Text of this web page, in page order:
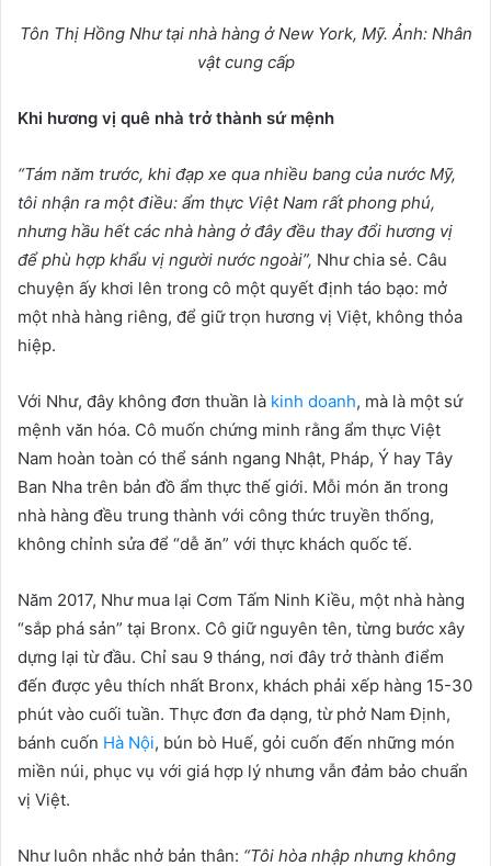
Tôn ThịHồng Nhưtại nhà hàng ởNew York, Mỹ. Ảnh: Nhân
vật cung cấp
Khi hương vị quê nhà trởthành sứmệnh
“Tám năm trước, khi đạp xe qua nhiều bang của nước Mỹ,
tôi nhận ra một điều: ẩm thực Việt Nam rất phong phú,
nhưng hầu hết các nhà hàng ởđây đều thay đổi hương vị
đểphù hợp khẩu vị người nước ngoài”, Như chia sẻ. Câu
chuyện ấy khơi lên trong cô một quyết định táo bạo: mở
một nhà hàng riêng, để giữ trọn hương vị Việt, không thỏa
hiệp.
Với Như, đây không đơn thuần là kinh doanh, mà là một sứ
mệnh văn hóa. Cô muốn chứng minh rằng ẩm thực Việt
Nam hoàn toàn có thể sánh ngang Nhật, Pháp, Ý hay Tây
Ban Nha trên bản đồ ẩm thực thế giới. Mỗi món ăn trong
nhà hàng đều trung thành với công thức truyền thống,
không chỉnh sửa để “dễ ăn” với thực khách quốc tế.
Năm 2017, Như mua lại Cơm Tấm Ninh Kiều, một nhà hàng
“sắp phá sản” tại Bronx. Cô giữ nguyên tên, từng bước xây
dựng lại từ đầu. Chỉ sau 9 tháng, nơi đây trở thành điểm
đến được yêu thích nhất Bronx, khách phải xếp hàng 15-30
phút vào cuối tuần. Thực đơn đa dạng, từ phở Nam Định,
bánh cuốn Hà Nội, bún bò Huế, gỏi cuốn đến những món
miền núi, phục vụ với giá hợp lý nhưng vẫn đảm bảo chuẩn
vị Việt.
Như luôn nhắc nhở bản thân: “Tôi hòa nhập nhưng không